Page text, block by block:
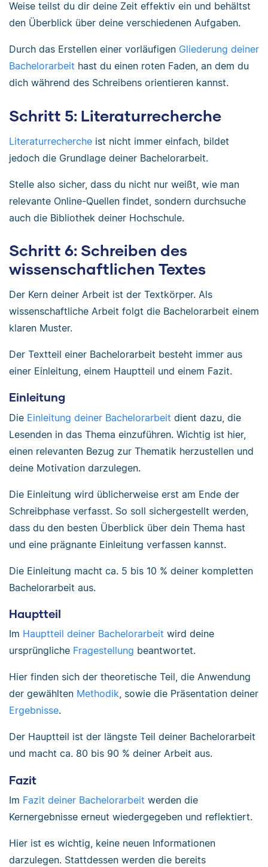
Weise teilst du dir deine Zeit effektiv ein und behältst
den Überblick über deine verschiedenen Aufgaben.
Durch das Erstellen einer vorläufigen Gliederung deiner
Bachelorarbeit hast du einen roten Faden, an dem du
dich während des Schreibens orientieren kannst.
Schritt 5: Literaturrecherche
Literaturrecherche ist nicht immer einfach, bildet
jedoch die Grundlage deiner Bachelorarbeit.
Stelle also sicher, dass du nicht nur weißt, wie man
relevante Online-Quellen findet, sondern durchsuche
auch die Bibliothek deiner Hochschule.
Schritt 6: Schreiben des
wissenschaftlichen Textes
Der Kern deiner Arbeit ist der Textkörper. Als
wissenschaftliche Arbeit folgt die Bachelorarbeit einem
klaren Muster.
Der Textteil einer Bachelorarbeit besteht immer aus
einer Einleitung, einem Hauptteil und einem Fazit.
Einleitung
Die Einleitung deiner Bachelorarbeit dient dazu, die
Lesenden in das Thema einzuführen. Wichtig ist hier,
einen relevanten Bezug zur Thematik herzustellen und
deine Motivation darzulegen.
Die Einleitung wird üblicherweise erst am Ende der
Schreibphase verfasst. So soll sichergestellt werden,
dass du den besten Überblick über dein Thema hast
und eine prägnante Einleitung verfassen kannst.
Die Einleitung macht ca. 5 bis 10 % deiner kompletten
Bachelorarbeit aus.
Hauptteil
Im Hauptteil deiner Bachelorarbeit wird deine
ursprüngliche Fragestellung beantwortet.
Hier finden sich der theoretische Teil, die Anwendung
der gewählten Methodik, sowie die Präsentation deiner
Ergebnisse.
Der Hauptteil ist der längste Teil deiner Bachelorarbeit
und macht ca. 80 bis 90 % deiner Arbeit aus.
Fazit
Im Fazit deiner Bachelorarbeit werden die
Kernergebnisse erneut wiedergegeben und reflektiert.
Hier ist es wichtig, keine neuen Informationen
darzulegen. Stattdessen werden die bereits